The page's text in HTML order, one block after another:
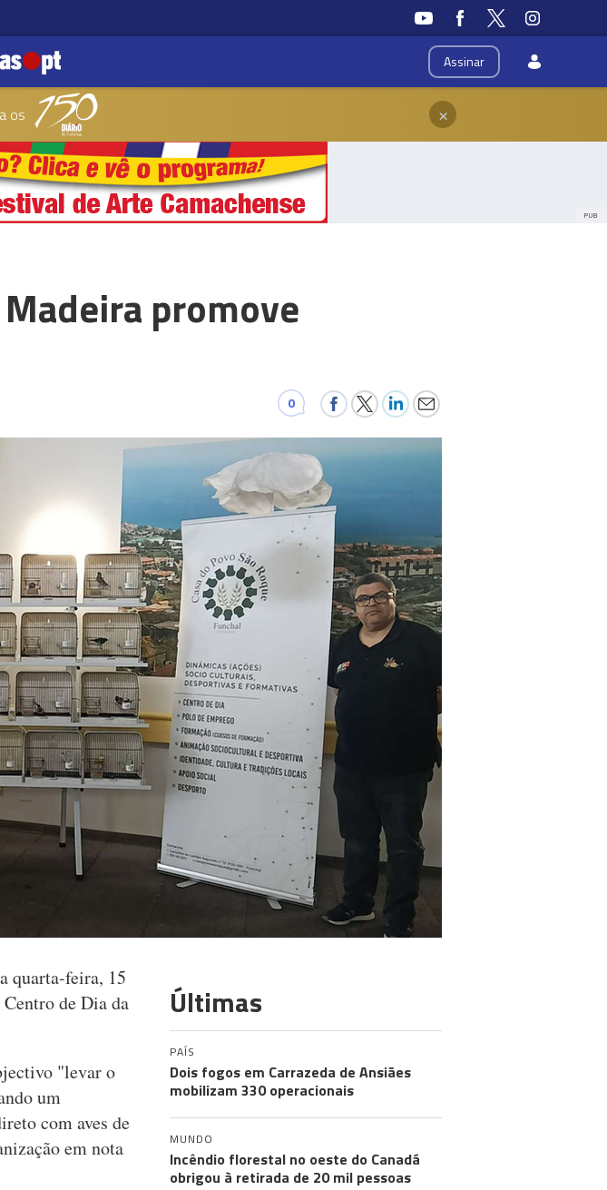
Assinar
os ×
PUB
promove
0
quarta-feira, 15
de Dia da
"levar o
um
com aves de
em nota
Últimas
PAÍS
Dois fogos em Carrazeda de Ansiães
mobilizam 330 operacionais
MUNDO
Incêndio florestal no oeste do Canadá
obrigou à retirada de 20 mil pessoas